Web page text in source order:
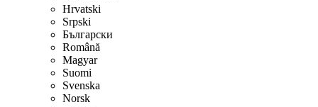
Hrvatski
Srpski
Български
Română
Magyar
Suomi
Svenska
Norsk